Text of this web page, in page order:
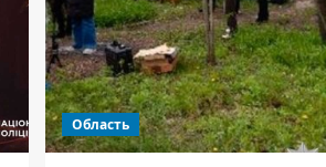
Область